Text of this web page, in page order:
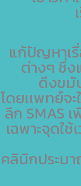
แก้ปัญหาเ
ต่างๆ ซึ่
ดึงขมั
โดยเเพทย์จ
ลึก SMAS
เฉพาะจุดใ
คลินิกประม